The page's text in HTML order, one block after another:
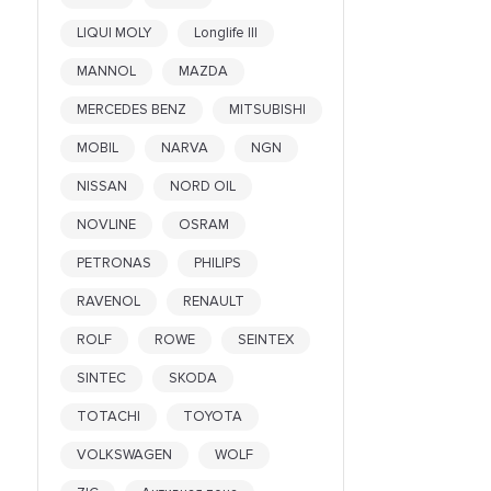
XTEER
YAMAHA
ZIC
LIQUI MOLY Longlife III
MANNOL MAZDA
MERCEDES BENZ MITSUBISHI
MOBIL NARVA NGN
NISSAN NORD OIL
NOVLINE OSRAM
PETRONAS PHILIPS
RAVENOL RENAULT
ROLF ROWE SEINTEX
SINTEC SKODA
TOTACHI TOYOTA
VOLKSWAGEN WOLF